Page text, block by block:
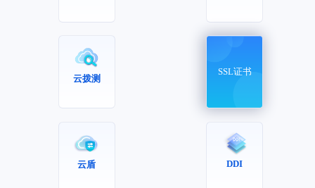
云拨测
SSL证书
云盾 DDI